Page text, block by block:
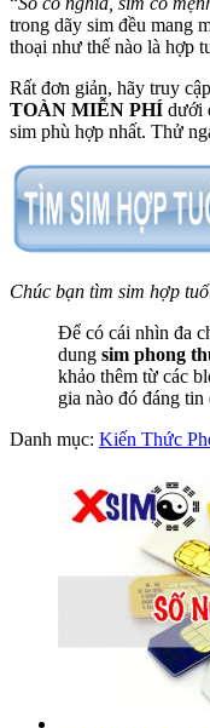
trong dãy sim đều mang
thoại như thế nào là hợp
Rất đơn giản, hãy truy
TOÀN MIỄN PHÍ dưới
sim phù hợp nhất. Thử
Chúc bạn tìm sim hợp
Để có cái nhìn đa
dung sim phong
khảo thêm từ các
gia nào đó đáng tin
Danh mục: Kiến Thức